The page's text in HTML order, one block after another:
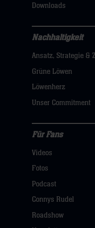
hier
Downloads
Nachhaltigkeit
Navigation
öffnen,
dann
hier
Nachhaltigkeit
Ansatz, Strategie &
Grüne Löwen
Löwenherz
Unser Commitment
Fans
Navigation
öffnen,
dann
Für Fans
Videos
Fotos
Podcast
Connys Rudel
Roadshow